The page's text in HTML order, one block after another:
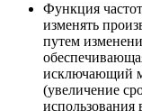
Функция
изменять
путем
исключающий
(увеличение
использования